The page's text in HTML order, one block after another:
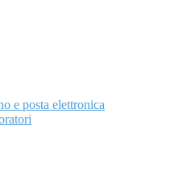
e posta elettronica